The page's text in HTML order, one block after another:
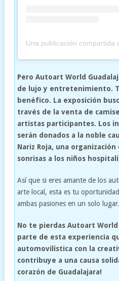
Pero Autoart World
de lujo y entretenimiento.
benéfico. La exposición
través de la venta de
artistas participantes. Los
serán donados a la noble
Nariz Roja, una
sonrisas a los niños
Así que si eres amante de los
arte local, esta es tu
ambas pasiones en un solo lugar.
No te pierdas Autoart World
parte de esta experiencia
automovilística con la
contribuye a una causa
corazón de Guadalajara!